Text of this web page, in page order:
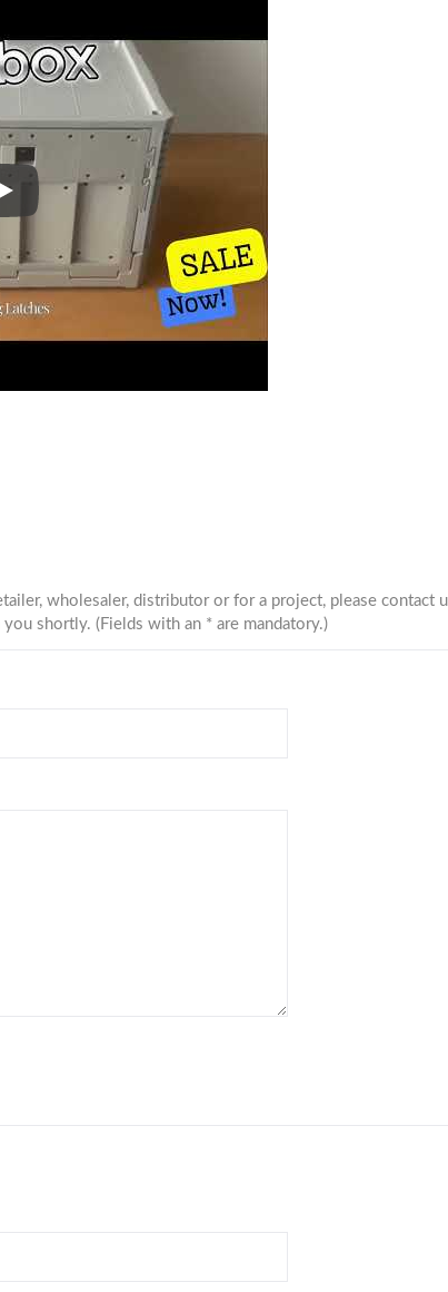
Kotak Penyimpanan Lipat dengan Pembukaan Pintu Dua Sisi